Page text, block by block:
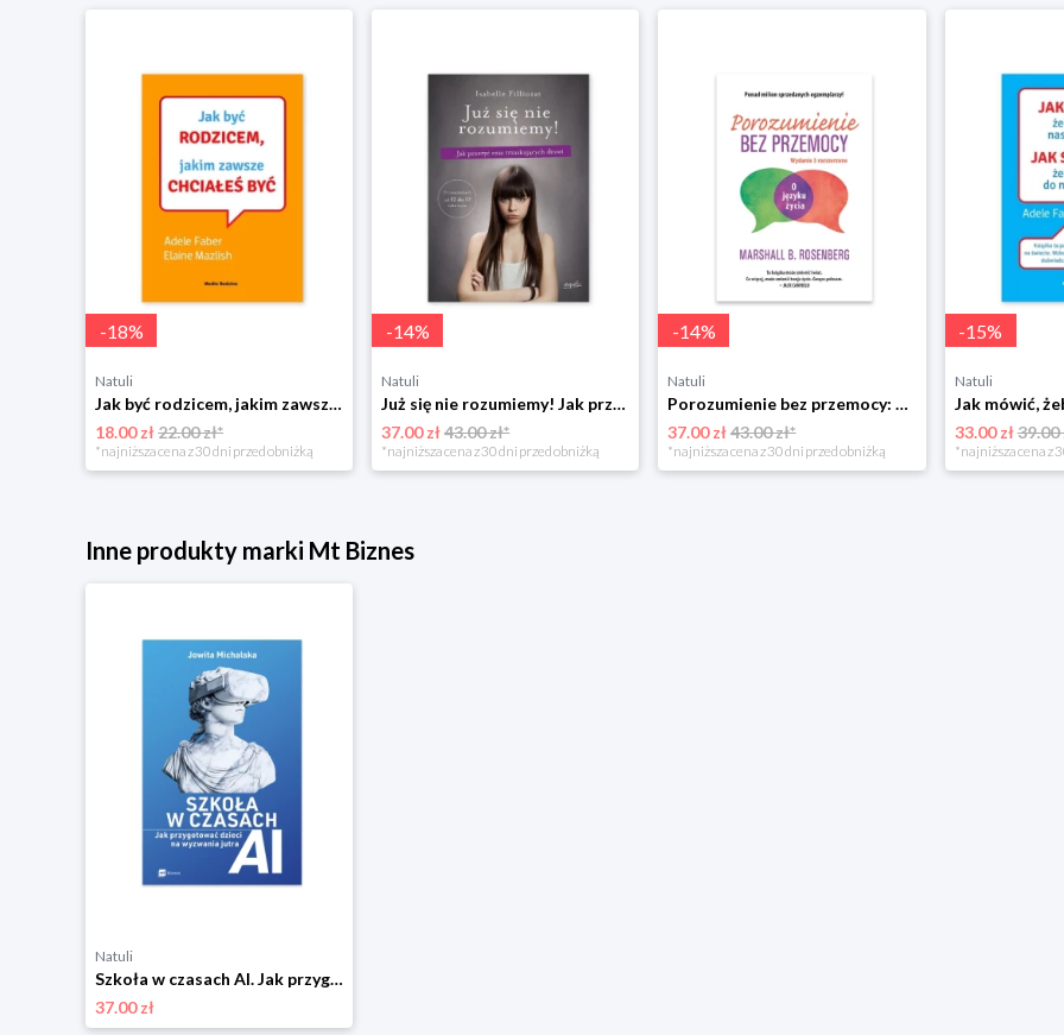
-18%
Natuli
Jak być rodzicem, jakim zawsze chciałeś być Media rodzina
18.00 zł22.00 zł*
*najniższa cena z 30 dni przed obniżką
-14%
Natuli
Już się nie rozumiemy! Jak przeżyć czas trzaskających drzwi Esprit
37.00 zł43.00 zł*
*najniższa cena z 30 dni przed obniżką
-14%
Natuli
Porozumienie bez przemocy: o języku życia Czarna owca
37.00 zł43.00 zł*
*najniższa cena z 30 dni przed obniżką
-15%
Natuli
33.00 zł39.00
*najniższa cena z
Inne produkty marki Mt Biznes
Natuli
Szkoła w czasach AI. Jak przygotować dzieci na wyzwania jutra Mt biznes
37.00 zł